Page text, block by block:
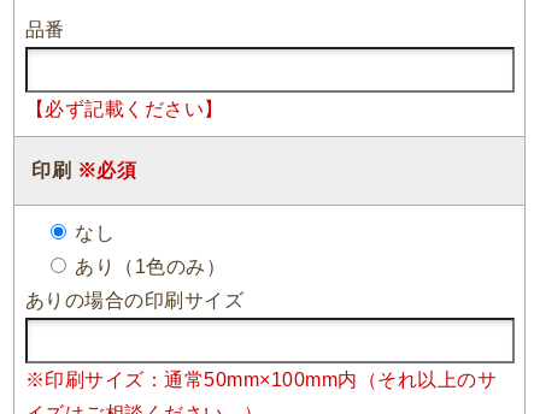
品番
【必ず記載ください】
印刷 ※必須
なし
あり（1色のみ）
ありの場合の印刷サイズ
※印刷サイズ：通常50mm×100mm内（それ以上のサ